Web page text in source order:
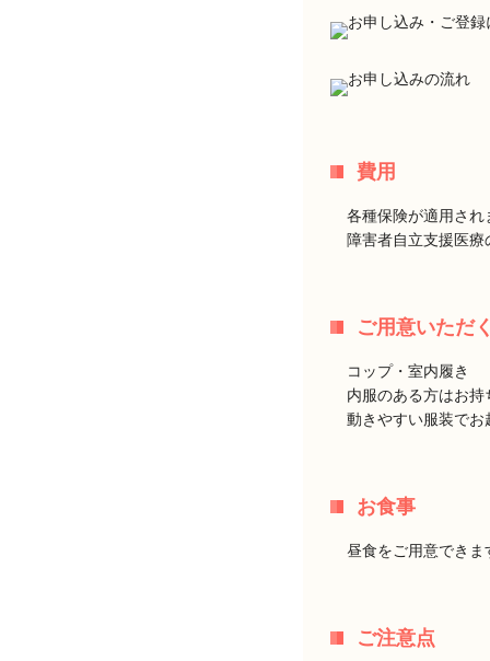
費用
各種保険が適用され
障害者自立支援医
ご用意いただ
コップ・室内履き
内服のある方はお持
動きやすい服装でお
お食事
昼食をご用意できま
ご注意点